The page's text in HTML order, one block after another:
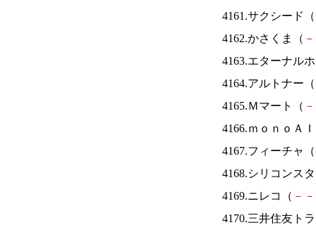
4161.サクシード（
4162.かさくま（ －
4163.エターナル
4164.アルトナー（
4165.Ｍマート（ －
4166.ｍｏｎｏＡ
4167.フィーチャ（
4168.シリコンス
4169.ニレコ（ － －
4170.三井住友ト